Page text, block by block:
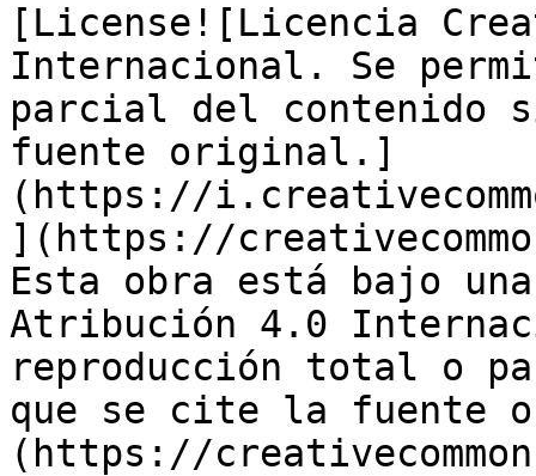
[License![Licencia
Internacional. Se
parcial del contenido
fuente original.]
(https://
](https://
Esta obra está bajo
Atribución 4.0
reproducción total o
que se cite la fuente
(https://